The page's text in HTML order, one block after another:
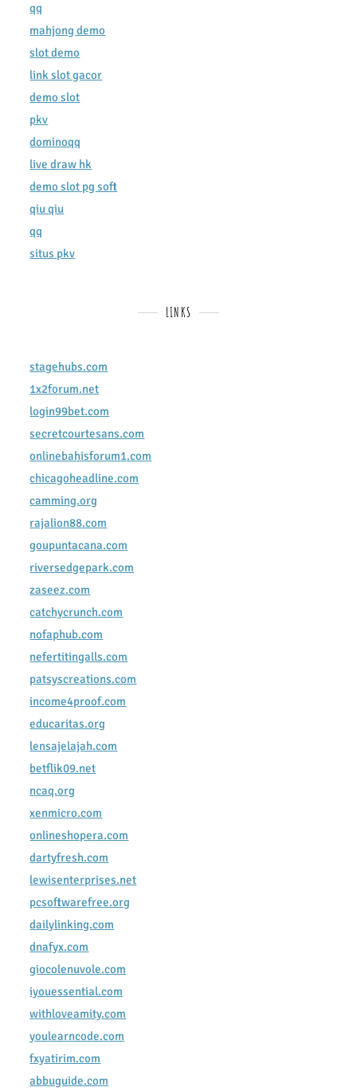
qq
mahjong demo
slot demo
link slot gacor
demo slot
pkv
dominoqq
live draw hk
demo slot pg soft
qiu qiu
qq
situs pkv
LINKS
stagehubs.com
1x2forum.net
login99bet.com
secretcourtesans.com
onlinebahisforum1.com
chicagoheadline.com
camming.org
rajalion88.com
goupuntacana.com
riversedgepark.com
zaseez.com
catchycrunch.com
nofaphub.com
nefertitingalls.com
patsyscreations.com
income4proof.com
educaritas.org
lensajelajah.com
betflik09.net
ncaq.org
xenmicro.com
onlineshopera.com
dartyfresh.com
lewisenterprises.net
pcsoftwarefree.org
dailylinking.com
dnafyx.com
giocolenuvole.com
iyouessential.com
withloveamity.com
youlearncode.com
fxyatirim.com
abbuguide.com